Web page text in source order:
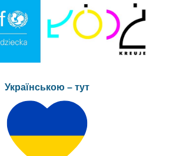
Українською – тут